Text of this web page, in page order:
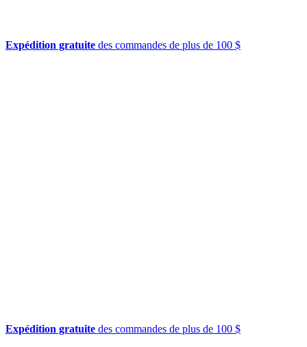
Expédition gratuite des commandes de plus de 100 $
Expédition gratuite des commandes de plus de 100 $